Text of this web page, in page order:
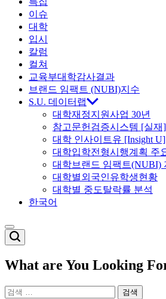
트
라
이
트
이슈
대학
입시
칼럼
컬쳐
교육부대학감사결과
브랜드 임팩트 (NUBI)지수
S.U. 데이터랩
대학재정지원사업 30년
참고문헌검증시스템 [실재]
대학 인사이트유 [Insight U]
대학입학전형시행계획 주
대학브랜드 임팩트(NUBI)
대학별외국인유학생현황
대학별 중도탈락률 분석
한국어
Switch
color
What are You Looking
검